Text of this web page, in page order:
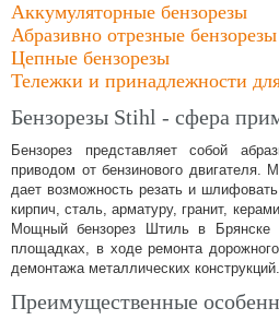
Юридическое
наименование
"Электроторг" ИНН/
КПП
3257013977/325701001
Новости и
акции
Аккумуляторные бензорезы
Абразивно отрезные бензорезы
Цепные бензорезы
Тележки и принадлежности
Бензорезы Stihl - сфера
Бензорез представляет собой
приводом от бензинового двигателя.
дает возможность резать и
кирпич, сталь, арматуру, гранит,
Мощный бензорез Штиль в Брянске
площадках, в ходе ремонта
демонтажа металлических конструкций.
Преимущественные